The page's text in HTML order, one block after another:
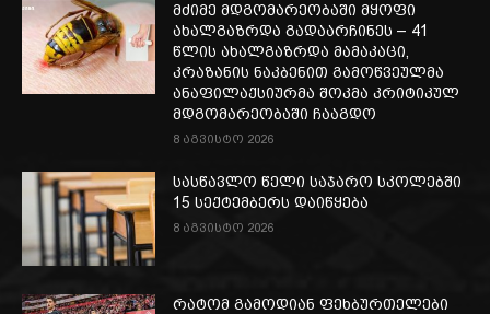
მძიმე მდგომარეობაში მყოფი
ახალგაზრდა გადაარჩინეს – 41
წლის ახალგაზრდა მამაკაცი,
კრაზანის ნაკბენით გამოწვეულმა
ანაფილაქსიურმა შოკმა კრიტიკულ
მდგომარეობაში ჩააგდო
8 აგვისტო 2026
სასწავლო წელი საჯარო სკოლებში
15 სექტემბერს დაიწყება
8 აგვისტო 2026
რატომ გამოდიან ფეხბურთელები